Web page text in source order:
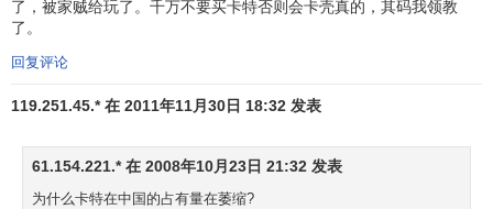
了，被家贼给玩了。千万不要买卡特否则会卡壳真的，其码我领教
了。
回复评论
119.251.45.* 在 2011年11月30日 18:32 发表
61.154.221.* 在 2008年10月23日 21:32 发表
为什么卡特在中国的占有量在萎缩?